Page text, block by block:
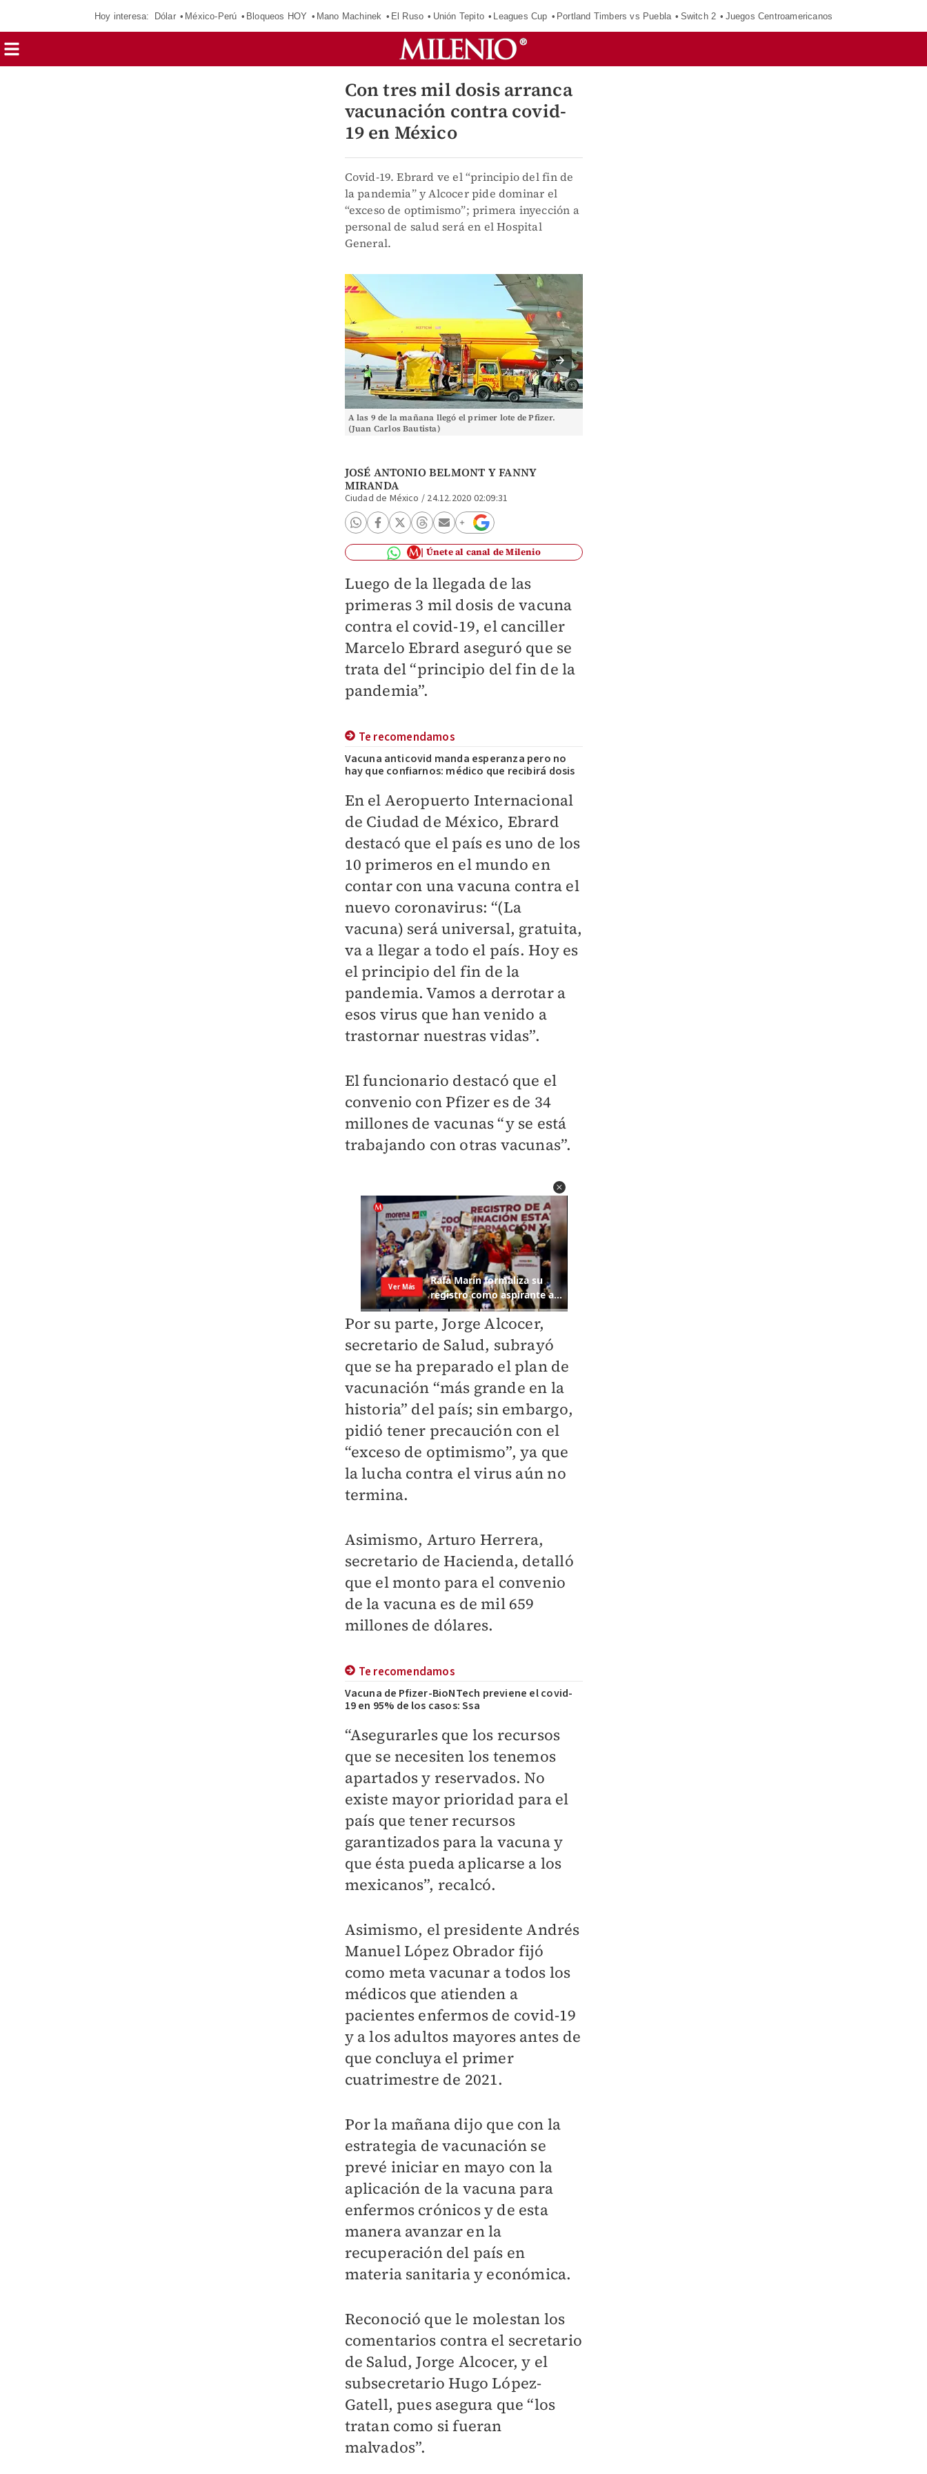
Hoy interesa: Dólar México-Perú Bloqueos HOY Mano Machinek El Ruso Unión Tepito Leagues Cup Portland Timbers vs Puebla Switch 2 Juegos Centroamericanos
Con tres mil dosis arranca
vacunación contra covid-
19 en México
Covid-19. Ebrard ve el “principio del fin de
la pandemia” y Alcocer pide dominar el
“exceso de optimismo”; primera inyección a
personal de salud será en el Hospital
General.
A las 9 de la mañana llegó el primer lote de Pfizer.
(Juan Carlos Bautista)
JOSÉ ANTONIO BELMONT YFANNY
MIRANDA
Ciudad de México / 24.12.2020 02:09:31
Únete al canal de Milenio
Luego de la llegada de las
primeras 3 mil dosis de vacuna
contra el covid-19, el canciller
Marcelo Ebrard aseguró que se
trata del “principio del fin de la
pandemia”.
Te recomendamos
Vacuna anticovid manda esperanza pero no
hay que confiarnos: médico que recibirá dosis
En el Aeropuerto Internacional
de Ciudad de México, Ebrard
destacó que el país es uno de los
10 primeros en el mundo en
contar con una vacuna contra el
nuevo coronavirus: “(La
vacuna) será universal, gratuita,
va a llegar a todo el país. Hoy es
el principio del fin de la
pandemia. Vamos a derrotar a
esos virus que han venido a
trastornar nuestras vidas”.
El funcionario destacó que el
convenio con Pfizer es de 34
millones de vacunas “y se está
trabajando con otras vacunas”.
Por su parte, Jorge Alcocer,
secretario de Salud, subrayó
que se ha preparado el plan de
vacunación “más grande en la
historia” del país; sin embargo,
pidió tener precaución con el
“exceso de optimismo”, ya que
la lucha contra el virus aún no
termina.
Asimismo, Arturo Herrera,
secretario de Hacienda, detalló
que el monto para el convenio
de la vacuna es de mil 659
millones de dólares.
Te recomendamos
Vacuna de Pfizer-BioNTech previene el covid-
19 en 95% de los casos: Ssa
“Asegurarles que los recursos
que se necesiten los tenemos
apartados y reservados. No
existe mayor prioridad para el
país que tener recursos
garantizados para la vacuna y
que ésta pueda aplicarse a los
mexicanos”, recalcó.
Asimismo, el presidente Andrés
Manuel López Obrador fijó
como meta vacunar a todos los
médicos que atienden a
pacientes enfermos de covid-19
y a los adultos mayores antes de
que concluya el primer
cuatrimestre de 2021.
Por la mañana dijo que con la
estrategia de vacunación se
prevé iniciar en mayo con la
aplicación de la vacuna para
enfermos crónicos y de esta
manera avanzar en la
recuperación del país en
materia sanitaria y económica.
Reconoció que le molestan los
comentarios contra el secretario
de Salud, Jorge Alcocer, y el
subsecretario Hugo López-
Gatell, pues asegura que “los
tratan como si fueran
malvados”.